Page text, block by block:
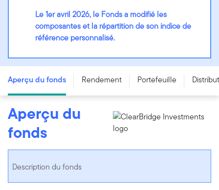
Le 1er avril 2026, le Fonds a modifié les
composantes et la répartition de son indice de
référence personnalisé.
Fonds canadien équilibré Franklin - Series O - CAD
Aperçu du fonds Rendement Portefeuille
Aperçu du
fonds
Description du fonds